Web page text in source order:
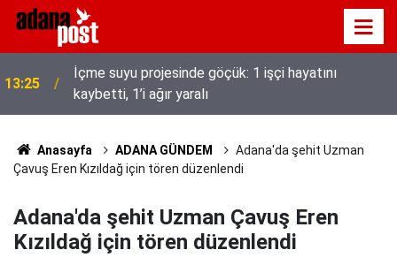
13:25
İçme suyu projesinde göçük: 1 işçi hayatını
kaybetti, 1’i ağır yaralı
Anasayfa ADANA GÜNDEM
Adana'da şehit Uzman
Çavuş Eren Kızıldağ için tören düzenlendi
Adana'da şehit Uzman Çavuş Eren
Kızıldağ için tören düzenlendi